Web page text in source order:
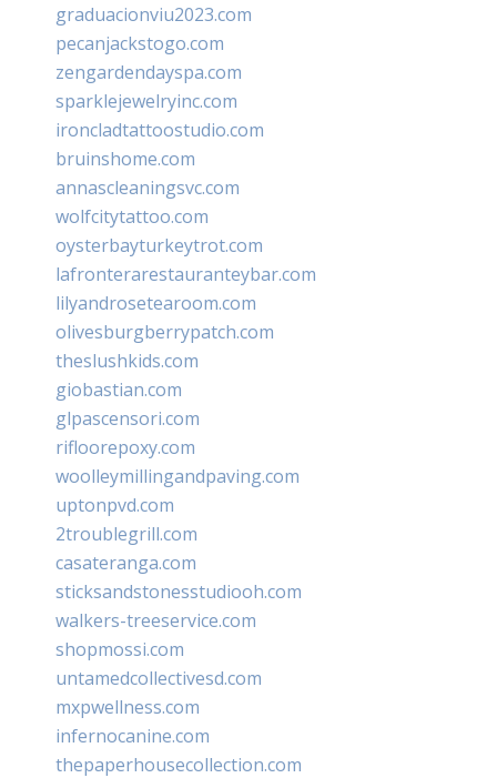
graduacionviu2023.com
pecanjackstogo.com
zengardendayspa.com
sparklejewelryinc.com
ironcladtattoostudio.com
bruinshome.com
annascleaningsvc.com
wolfcitytattoo.com
oysterbayturkeytrot.com
lafronterarestauranteybar.com
lilyandrosetearoom.com
olivesburgberrypatch.com
theslushkids.com
giobastian.com
glpascensori.com
rifloorepoxy.com
woolleymillingandpaving.com
uptonpvd.com
2troublegrill.com
casateranga.com
sticksandstonesstudiooh.com
walkers-treeservice.com
shopmossi.com
untamedcollectivesd.com
mxpwellness.com
infernocanine.com
thepaperhousecollection.com